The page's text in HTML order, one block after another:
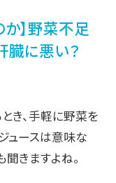
】野菜不足
臓に悪い？
き、手軽に野菜を
ジュースは意味な
聞きますよね。